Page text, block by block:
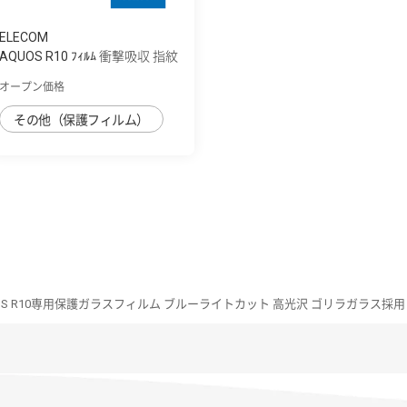
ELECOM
AQUOS R10 ﾌｨﾙﾑ 衝撃吸収 指紋
オープン価格
その他（保護フィルム）
R10専用保護ガラスフィルム ブルーライトカット 高光沢 ゴリラガラス採用